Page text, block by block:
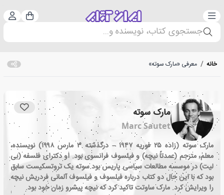
دسته‌بندی سبد
جستجوی کتاب، نویسنده و...
خانه / معرفی «مارک سوته»
مارک سوته
Marc Sautet
مارک سوته (زاده ۲۵ فوریه ۱۹۴۷ – درگذشته ۳ مارس ۱۹۹۸) نویسنده،
معلم، مترجم (عمدتاً نیچه) و فیلسوف فرانسوی بود. او دکترای فلسفه (بی
لیت) در موسسه مطالعات سیاسی پاریس بود.سوته یک تروتسکیست سابق
بود که با این حال دو کتاب درباره فیلسوف و فیلسوف آلمانی فردریش نیچه
را ویرایش کرد. مارک ساوتت تاکید کرد که نیچه پیشرو زمان خود بود.